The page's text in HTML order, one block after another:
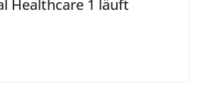
Healthcare 1 läuft